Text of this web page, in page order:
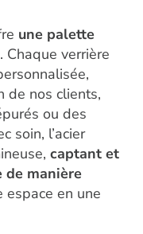
une palette
. Chaque verrière
de nos clients,
ou des
soin, l’acier
captant et
manière
espace en une